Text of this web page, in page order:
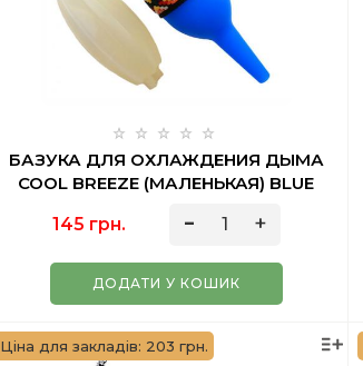
БАЗУКА ДЛЯ ОХЛАЖДЕНИЯ ДЫМА
COOL BREEZE (МАЛЕНЬКАЯ) BLUE
145 грн.
ДОДАТИ У КОШИК
Ціна для закладів: 203 грн.